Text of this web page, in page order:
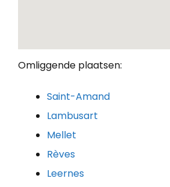
Omliggende plaatsen:
Saint-Amand
Lambusart
Mellet
Rèves
Leernes